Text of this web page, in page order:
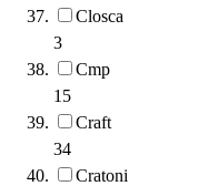
Closca
3
Cmp
15
Craft
34
Cratoni